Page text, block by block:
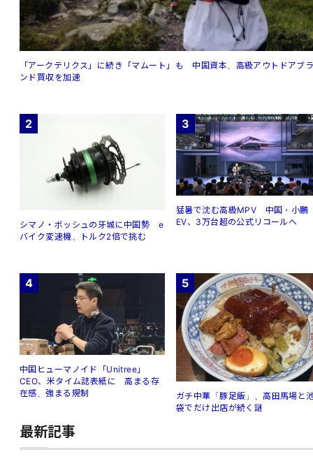
「アークテリクス」に続き「マムート」も 中国資本、高級アウトドアブ
ンド買収を加速
2
シマノ・ボッシュの牙城に中国勢 e
バイク変速機、トルク2倍で挑む
3
猛暑で沈む高級MPV 中国・小鵬
EV、3万台超の公式リコールへ
4
中国ヒューマノイド「Unitree」
CEO、米タイム誌表紙に 高まる存
在感、強まる規制
5
ガチ中華「豚足飯」、高田馬場と
袋でだけ出店が続く謎
最新記事